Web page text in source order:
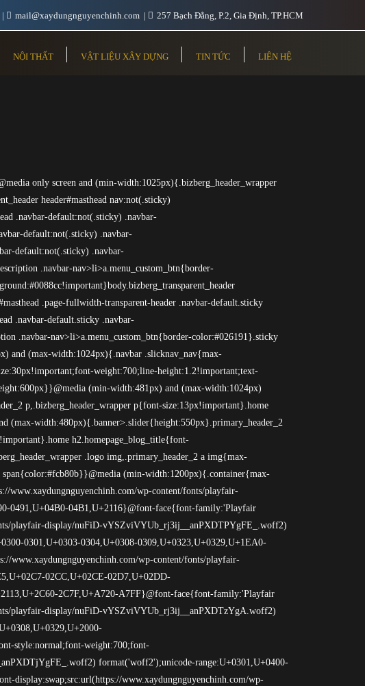
mail@xaydungnguyenchinh.com 257 Bạch Đằng, P.2, Gia Định, TP.HCM
NỘI THẤT VẬT LIỆU XÂY DỰNG TIN TỨC LIÊN HỆ